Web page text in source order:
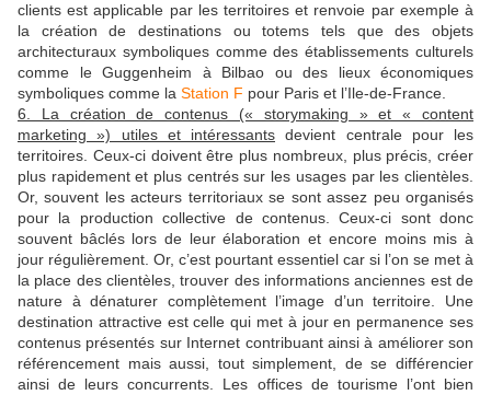
clients est applicable par les territoires et renvoie par exemple à
la création de destinations ou totems tels que des objets
architecturaux symboliques comme des établissements culturels
comme le Guggenheim à Bilbao ou des lieux économiques
symboliques comme la Station F pour Paris et l’Ile-de-France.
6. La création de contenus (« storymaking » et « content
marketing ») utiles et intéressants devient centrale pour les
territoires. Ceux-ci doivent être plus nombreux, plus précis, créer
plus rapidement et plus centrés sur les usages par les clientèles.
Or, souvent les acteurs territoriaux se sont assez peu organisés
pour la production collective de contenus. Ceux-ci sont donc
souvent bâclés lors de leur élaboration et encore moins mis à
jour régulièrement. Or, c’est pourtant essentiel car si l’on se met à
la place des clientèles, trouver des informations anciennes est de
nature à dénaturer complètement l’image d’un territoire. Une
destination attractive est celle qui met à jour en permanence ses
contenus présentés sur Internet contribuant ainsi à améliorer son
référencement mais aussi, tout simplement, de se différencier
ainsi de leurs concurrents. Les offices de tourisme l’ont bien